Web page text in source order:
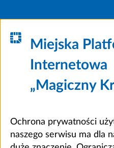
Miejska
Internetowa
„Magiczny
Ochrona prywatności
naszego serwisu ma dla